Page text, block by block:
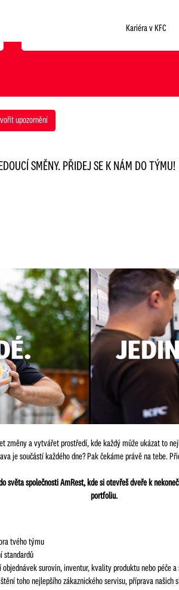
Kariéra v KFC
upozornění
SMĚNY. PŘIDEJ SE K NÁM DO TÝMU!
změny a vytvářet prostředí, kde každý může ukázat to
je součástí každého dne? Pak čekáme právě na tebe.
světa společnosti AmRest, kde si otevřeš dveře k
portfoliu.
tvého týmu
standardů
surovin, inventur, kvality produktu nebo péče
toho nejlepšího zákaznického servisu, příprava